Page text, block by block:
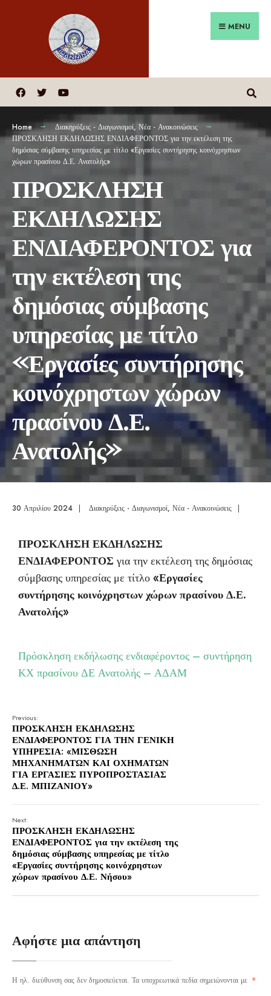
MENU
Home Διακηρύξεις - Διαγωνισμοί, Νέα - Ανακοινώσεις
ΠΡΟΣΚΛΗΣΗ ΕΚΔΗΛΩΣΗΣ ΕΝΔΙΑΦΕΡΟΝΤΟΣ για την εκτέλεση της
δημόσιας σύμβασης υπηρεσίας με τίτλο «Εργασίες συντήρησης κοινόχρηστων
χώρων πρασίνου Δ.Ε. Ανατολής»
ΠΡΟΣΚΛΗΣΗ
ΕΚΔΗΛΩΣΗΣ
ΕΝΔΙΑΦΕΡΟΝΤΟΣ για
την εκτέλεση της
δημόσιας σύμβασης
υπηρεσίας με τίτλο
«Εργασίες συντήρησης
κοινόχρηστων χώρων
πρασίνου Δ.Ε.
Ανατολής»
30 Απριλίου 2024 | Διακηρύξεις - Διαγωνισμοί, Νέα - Ανακοινώσεις |
ΠΡΟΣΚΛΗΣΗ ΕΚΔΗΛΩΣΗΣ
ΕΝΔΙΑΦΕΡΟΝΤΟΣ για την εκτέλεση της δημόσιας
σύμβασης υπηρεσίας με τίτλο«Εργασίες
συντήρησης κοινόχρηστων χώρων πρασίνου Δ.Ε.
Ανατολής»
Πρόσκληση εκδήλωσης ενδιαφέροντος – συντήρηση
ΚΧ πρασίνου ΔΕ Ανατολής – ΑΔΑΜ
Previous:
ΠΡΟΣΚΛΗΣΗ ΕΚΔΗΛΩΣΗΣ
ΕΝΔΙΑΦΕΡΟΝΤΟΣ ΓΙΑ ΤΗΝ ΓΕΝΙΚΗ
ΥΠΗΡΕΣΙΑ: «ΜΙΣΘΩΣΗ
ΜΗΧΑΝΗΜΑΤΩΝ ΚΑΙ ΟΧΗΜΑΤΩΝ
ΓΙΑ ΕΡΓΑΣΙΕΣ ΠΥΡΟΠΡΟΣΤΑΣΙΑΣ
Δ.Ε. ΜΠΙΖΑΝΙΟΥ»
Next:
ΠΡΟΣΚΛΗΣΗ ΕΚΔΗΛΩΣΗΣ
ΕΝΔΙΑΦΕΡΟΝΤΟΣ για την εκτέλεση της
δημόσιας σύμβασης υπηρεσίας με τίτλο
«Εργασίες συντήρησης κοινόχρηστων
χώρων πρασίνου Δ.Ε. Νήσου»
Αφήστε μια απάντηση
Η ηλ. διεύθυνση σας δεν δημοσιεύεται. Τα υποχρεωτικά πεδία σημειώνονται με *